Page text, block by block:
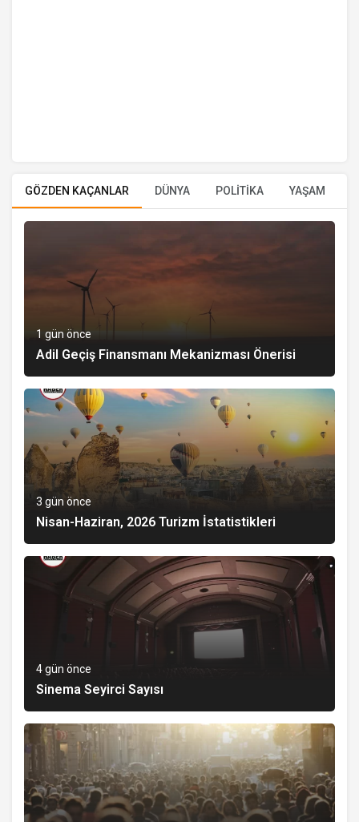
GÖZDEN KAÇANLAR DÜNYA POLİTİKA YAŞAM
1 gün önce
Adil Geçiş Finansmanı Mekanizması Önerisi
3 gün önce
Nisan-Haziran, 2026 Turizm İstatistikleri
4 gün önce
Sinema Seyirci Sayısı